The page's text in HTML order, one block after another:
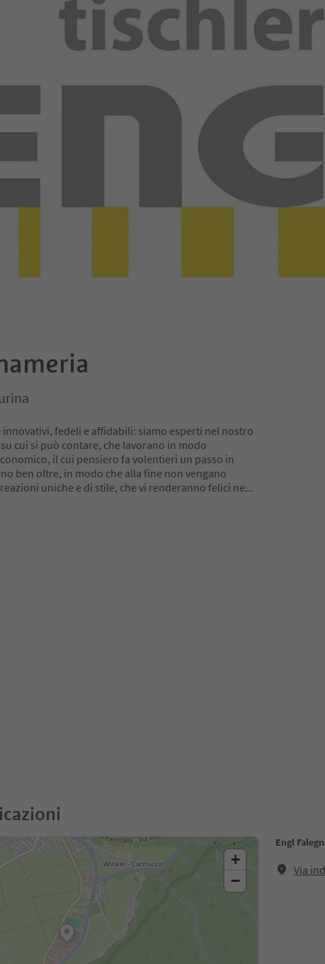
fedeli e affidabili: siamo esperti nel nostro
cui si può contare, che lavorano in modo
il cui pensiero fa volentieri un passo in
ben oltre, in modo che alla fine non vengano
uniche e di stile, che vi renderanno felici ne...
Engl
Via
+
−